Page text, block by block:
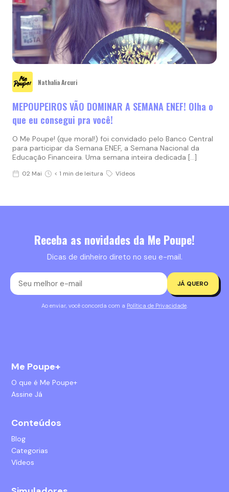
Nathalia Arcuri
MEPOUPEIROS VÃO DOMINAR A SEMANA ENEF! Olha o
que eu consegui pra você!
O Me Poupe! (que moral!) foi convidado pelo Banco Central
para participar da Semana ENEF, a Semana Nacional da
Educação Financeira. Uma semana inteira dedicada […]
02 Mai < 1 min de leitura Vídeos
Receba as novidades da Me Poupe!
Dicas de dinheiro direto no seu e-mail.
JÁ QUERO
Ao enviar, você concorda com a Política de Privacidade.
Me Poupe+
O que é Me Poupe+
Assine Já
Conteúdos
Blog
Categorias
Vídeos